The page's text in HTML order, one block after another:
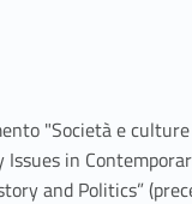
"Società e
Issues in
and Politics”